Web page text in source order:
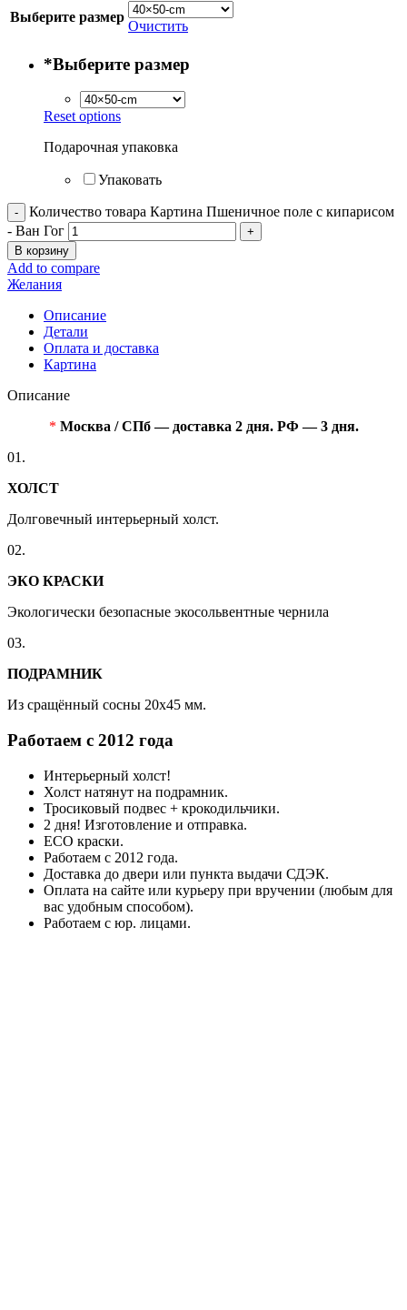
Выберите размер
Очистить
*Выберите размер
Reset options
Подарочная упаковка
Упаковать
Количество товара Картина Пшеничное поле с кипарисом
- Ван Гог
В корзину
Add to compare
Желания
Описание
Детали
Оплата и доставка
Картина
Описание
* Москва / СПб — доставка 2 дня. РФ — 3 дня.
01.
ХОЛСТ
Долговечный интерьерный холст.
02.
ЭКО КРАСКИ
Экологически безопасные экосольвентные чернила
03.
ПОДРАМНИК
Из сращённый сосны 20x45 мм.
Работаем с 2012 года
Интерьерный холст!
Холст натянут на подрамник.
Тросиковый подвес + крокодильчики.
2 дня! Изготовление и отправка.
ECO краски.
Работаем с 2012 года.
Доставка до двери или пункта выдачи СДЭК.
Оплата на сайте или курьеру при вручении (любым для
вас удобным способом).
Работаем с юр. лицами.